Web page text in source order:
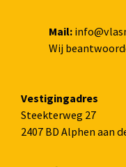
Mail:
Wij
Vestigingadres
Steekterweg 27
2407 BD Alphen aan